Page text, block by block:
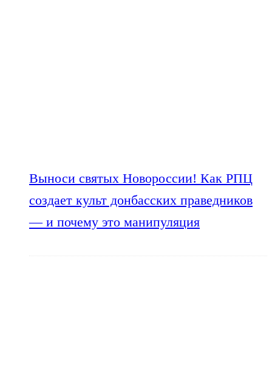
Выноси святых Новороссии! Как РПЦ
создает культ донбасских праведников
— и почему это манипуляция